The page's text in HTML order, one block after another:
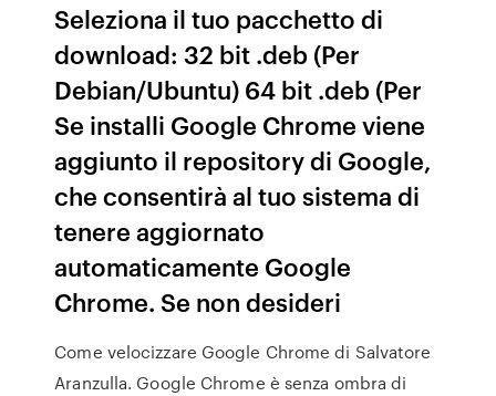
Seleziona il tuo pacchetto di
download: 32 bit .deb (Per
Debian/Ubuntu) 64 bit .deb (Per
Se installi Google Chrome viene
aggiunto il repository di Google,
che consentirà al tuo sistema di
tenere aggiornato
automaticamente Google
Chrome. Se non desideri
Come velocizzare Google Chrome di Salvatore
Aranzulla. Google Chrome è senza ombra di